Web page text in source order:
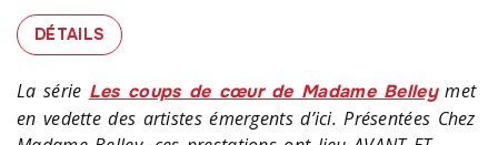
DÉTAILS À PROPOS DE DÉTAILS
La série Les coups de cœur de Madame Belleymet
en vedette des artistes émergents d’ici. Présentées Chez